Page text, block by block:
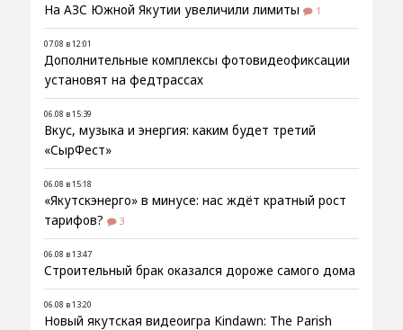
На АЗС Южной Якутии увеличили лимиты 1
07.08 в 12:01
Дополнительные комплексы фотовидеофиксации
установят на федтрассах
06.08 в 15:39
Вкус, музыка и энергия: каким будет третий
«СырФест»
06.08 в 15:18
«Якутскэнерго» в минусе: нас ждёт кратный рост
тарифов?
3
06.08 в 13:47
Строительный брак оказался дороже самого дома
06.08 в 13:20
Новый якутская видеоигра Kindawn: The Parish